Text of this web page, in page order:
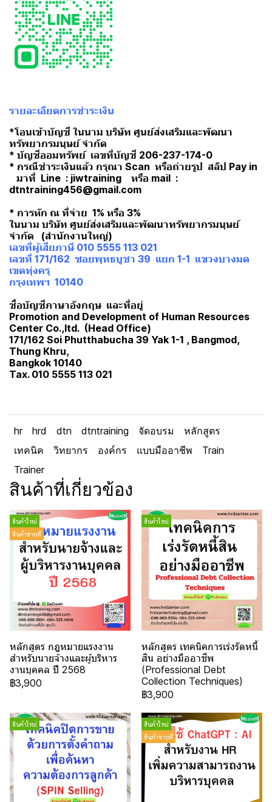
รายละเอียดการชำระเงิน
*โอนเข้าบัญชี ในนาม บริษัท ศูนย์ส่งเสริมและพัฒนา
ทรัพยากรมนุษย์ จำกัด
* บัญชีออมทรัพย์ เลขที่บัญชี 206-237-174-0
* กรณีชำระเงินแล้ว กรุณา Scan หรือถ่ายรูป สลิป Pay in
มาที่ Line : jiwtraining หรือ mail :
dtntraining456@gmail.com
* การหัก ณ ที่จ่าย 1% หรือ 3%
ในนาม บริษัท ศูนย์ส่งเสริมและพัฒนาทรัพยากรมนุษย์
จำกัด (สำนักงานใหญ่)
เลขที่ผู้เสียภาษี 010 5555 113 021
เลขที่ 171/162 ซอยพุทธบูชา 39 แยก 1-1 แขวงบางมด
เขตทุ่งครุ
กรุงเทพฯ 10140
ชื่อบัญชีภาษาอังกฤษ และที่อยู่
Promotion and Development of Human Resources
Center Co.,ltd. (Head Office)
171/162 Soi Phutthabucha 39 Yak 1-1 , Bangmod,
Thung Khru,
Bangkok 10140
Tax. 010 5555 113 021
hr hrd dtn dtntraining จัดอบรม
หลักสูตร
เทคนิค
วิทยากร องค์กร แบบมืออาชีพ
Train
Trainer
สินค้าที่เกี่ยวข้อง
สินค้าใหม่
สินค้าขายดี
หลักสูตร กฎหมายแรงงาน
สำหรับนายจ้างและผู้บริหาร
งานบุคคล ปี 2568
฿3,900
สินค้าใหม่
หลักสูตร เทคนิคการเร่งรัดหนี้
สิน อย่างมืออาชีพ
(Professional Debt
Collection Techniques)
฿3,900
สินค้าใหม่
สินค้าใหม่
สินค้าขายดี